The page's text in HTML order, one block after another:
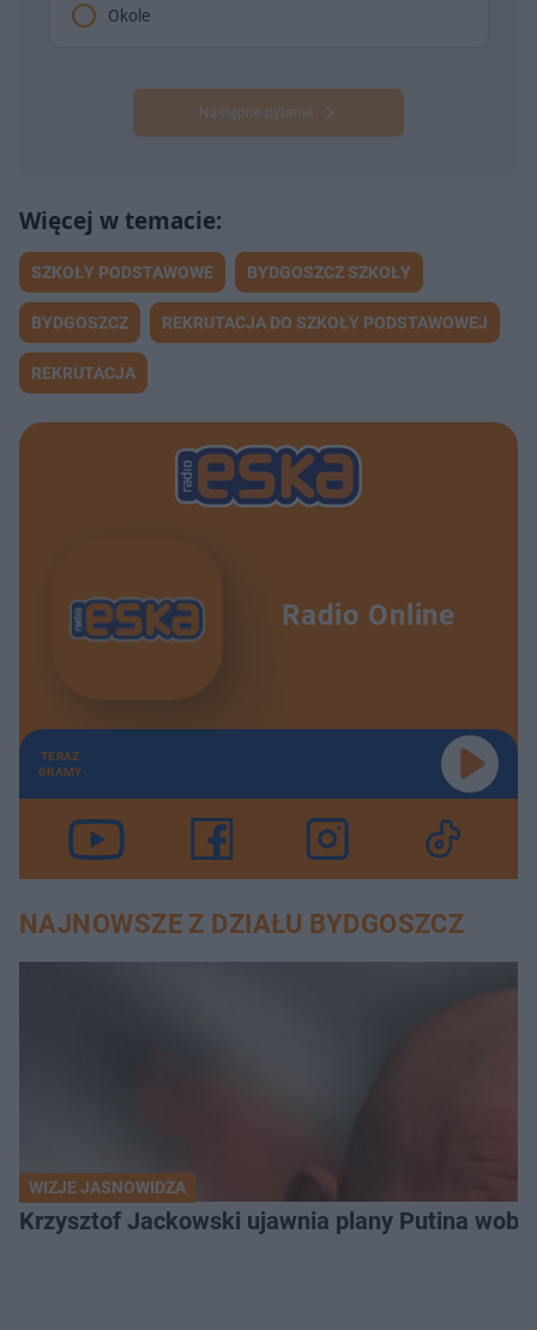
Okole
Następne pytanie
SZKOŁY PODSTAWOWE BYDGOSZCZ SZKOŁY
BYDGOSZCZ REKRUTACJA DO SZKOŁY PODSTAWOWEJ
REKRUTACJA
Radio Online
TERAZ
GRAMY
NAJNOWSZE Z DZIAŁU BYDGOSZCZ
WIZJE JASNOWIDZA
Krzysztof Jackowski ujawnia plany Putina